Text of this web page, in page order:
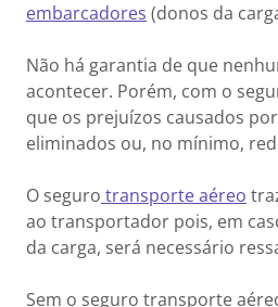
embarcadores (donos da
Não há garantia de que
acontecer. Porém, com o
que os prejuízos causados
eliminados ou, no mínimo,
O seguro transporte aéreo
ao transportador pois, em
da carga, será necessário
Sem o seguro transporte